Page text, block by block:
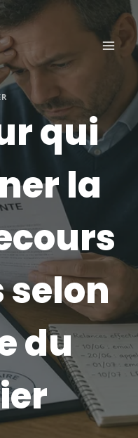
qui
la
selon
du